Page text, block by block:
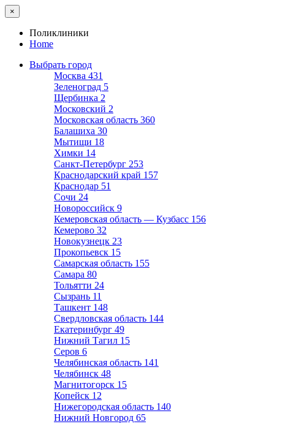
×
Поликлиники
Home
Выбрать город
Москва 431
Зеленоград 5
Щербинка 2
Московский 2
Московская область 360
Балашиха 30
Мытищи 18
Химки 14
Санкт-Петербург 253
Краснодарский край 157
Краснодар 51
Сочи 24
Новороссийск 9
Кемеровская область — Кузбасс 156
Кемерово 32
Новокузнецк 23
Прокопьевск 15
Самарская область 155
Самара 80
Тольятти 24
Сызрань 11
Ташкент 148
Свердловская область 144
Екатеринбург 49
Нижний Тагил 15
Серов 6
Челябинская область 141
Челябинск 48
Магнитогорск 15
Копейск 12
Нижегородская область 140
Нижний Новгород 65